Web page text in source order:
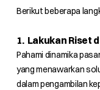
Berikut beberapa
1. Lakukan Riset
Pahami dinamika
yang menawarkan
dalam pengambilan